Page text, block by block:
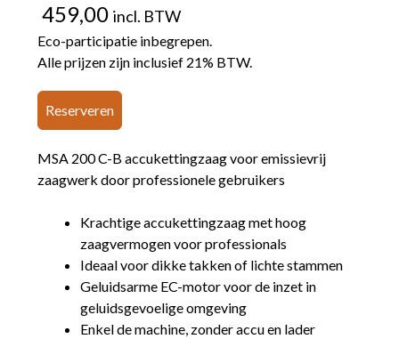
459,00 incl. BTW
Eco-participatie inbegrepen.
Alle prijzen zijn inclusief 21% BTW.
Reserveren
MSA 200 C-B accukettingzaag voor emissievrij
zaagwerk door professionele gebruikers
Krachtige accukettingzaag met hoog
zaagvermogen voor professionals
Ideaal voor dikke takken of lichte stammen
Geluidsarme EC-motor voor de inzet in
geluidsgevoelige omgeving
Enkel de machine, zonder accu en lader